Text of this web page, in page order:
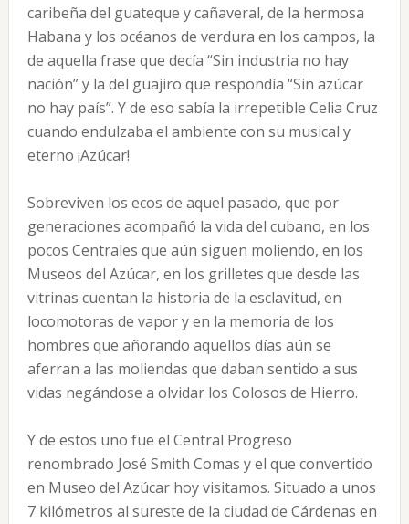
caribeña del guateque y cañaveral, de la hermosa
Habana y los océanos de verdura en los campos, la
de aquella frase que decía “Sin industria no hay
nación” y la del guajiro que respondía “Sin azúcar
no hay país”. Y de eso sabía la irrepetible Celia Cruz
cuando endulzaba el ambiente con su musical y
eterno ¡Azúcar!
Sobreviven los ecos de aquel pasado, que por
generaciones acompañó la vida del cubano, en los
pocos Centrales que aún siguen moliendo, en los
Museos del Azúcar, en los grilletes que desde las
vitrinas cuentan la historia de la esclavitud, en
locomotoras de vapor y en la memoria de los
hombres que añorando aquellos días aún se
aferran a las moliendas que daban sentido a sus
vidas negándose a olvidar los Colosos de Hierro.
Y de estos uno fue el Central Progreso
renombrado José Smith Comas y el que convertido
en Museo del Azúcar hoy visitamos. Situado a unos
7 kilómetros al sureste de la ciudad de Cárdenas en